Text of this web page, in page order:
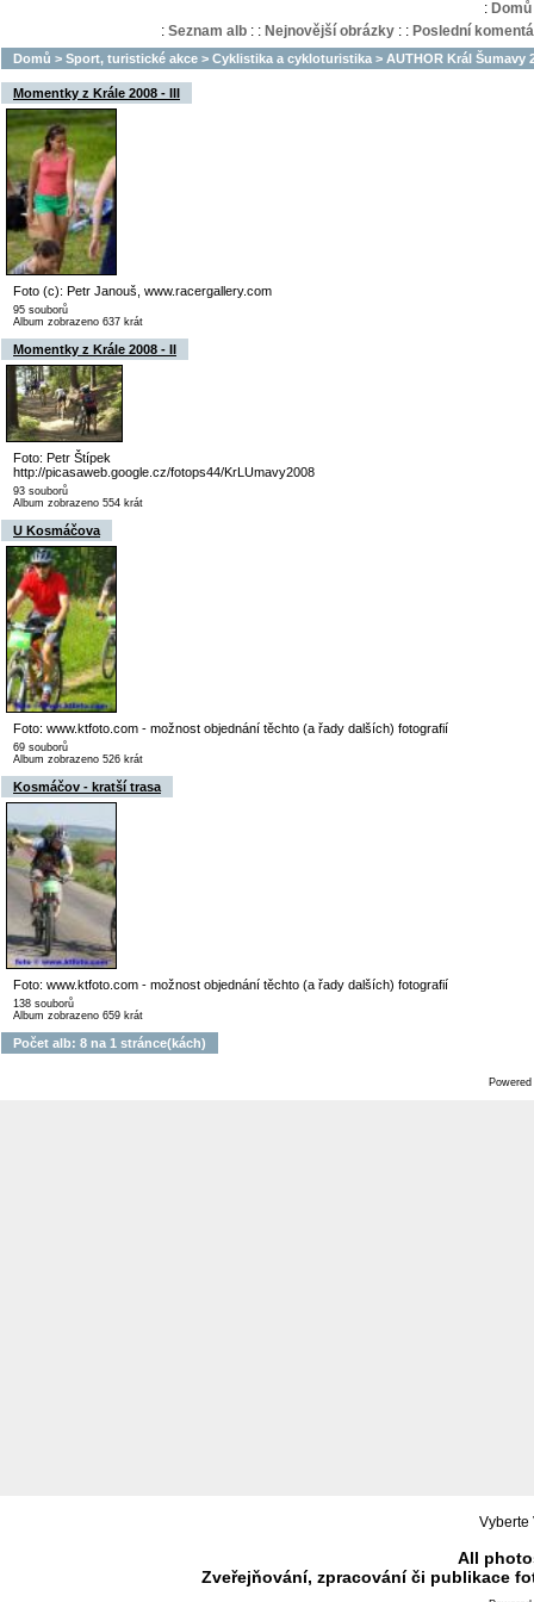
: Domů
: Seznam alb: : Nejnovější obrázky: : Poslední
Domů > Sport, turistické akce > Cyklistika a cykloturistika > AUTHOR Král Šumavy
Momentky z Krále 2008 - III
Foto (c): Petr Janouš, www.racergallery.com
95 souborů
Album zobrazeno 637 krát
Momentky z Krále 2008 - II
Foto: Petr Štípek
http://picasaweb.google.cz/fotops44/KrLUmavy2008
93 souborů
Album zobrazeno 554 krát
U Kosmáčova
Foto: www.ktfoto.com - možnost objednání těchto (a řady dalších) fotografií
69 souborů
Album zobrazeno 526 krát
Kosmáčov - kratší trasa
Foto: www.ktfoto.com - možnost objednání těchto (a řady dalších) fotografií
138 souborů
Album zobrazeno 659 krát
Počet alb: 8 na 1 stránce(kách)
Vyberte
All
Zveřejňování, zpracování či publikace